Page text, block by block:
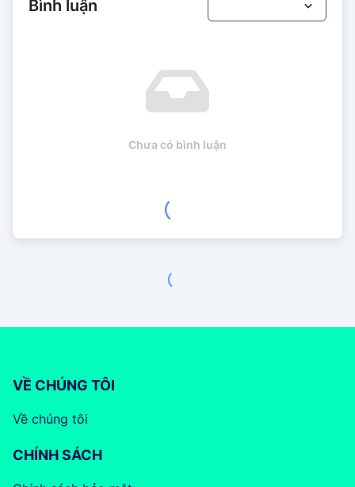
Bình luận
Chưa có bình luận
VỀ CHÚNG TÔI
Về chúng tôi
CHÍNH SÁCH